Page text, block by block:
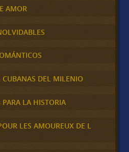
AMOR
CUBANAS DEL MILENIO
LA HISTORIA
LES AMOUREUX DE L